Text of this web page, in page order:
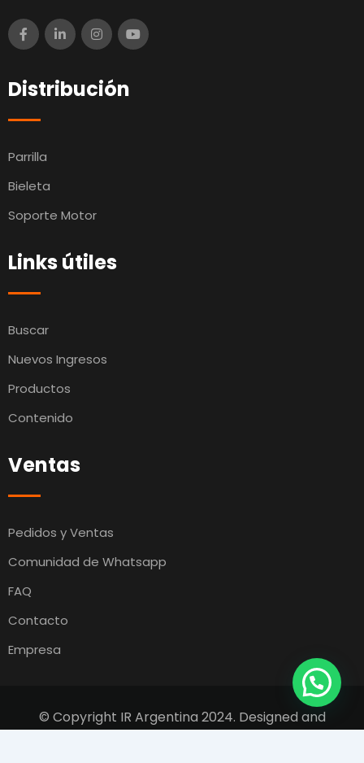
Distribución
Parrilla
Bieleta
Soporte Motor
Links útiles
Buscar
Nuevos Ingresos
Productos
Contenido
Ventas
Pedidos y Ventas
Comunidad de Whatsapp
FAQ
Contacto
Empresa
© Copyright IR Argentina 2024. Designed and